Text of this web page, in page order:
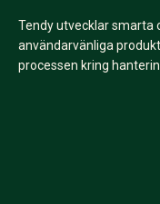
Tendy utvecklar smarta
användarvänliga
processen kring